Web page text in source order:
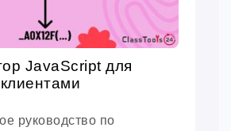
JavaScript для
руководство по